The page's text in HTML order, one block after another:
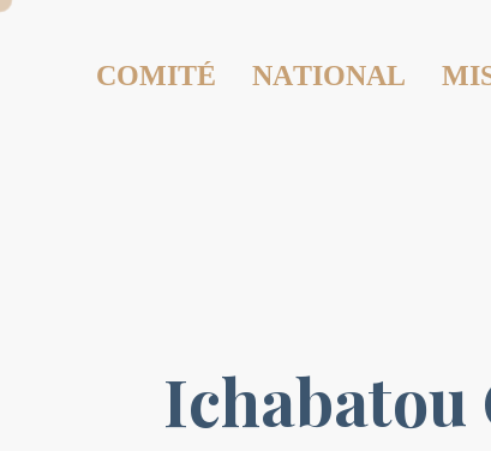
COMITÉ NATIONAL
Ichabatou